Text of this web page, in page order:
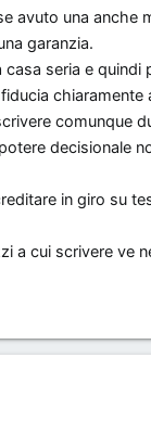
avuto una anche
garanzia.
seria e
comunque
decisionale
in giro su
a cui scrivere ve